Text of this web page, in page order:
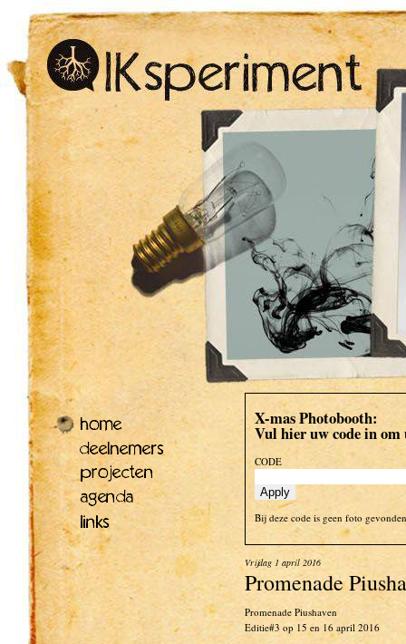
X-mas Photobooth:
Vul hier uw code in
CODE
Bij deze code is geen foto
Vrijdag 1 april 2016
Promenade
Promenade Piushaven
Editie#3 op 15 en 16 april 2016